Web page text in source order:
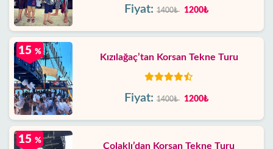
Fiyat: 1400₺ 1200₺
Kızılağaç’tan Korsan Tekne Turu
15 %
Fiyat: 1400₺ 1200₺
Çolaklı’dan Korsan Tekne Turu
15 %